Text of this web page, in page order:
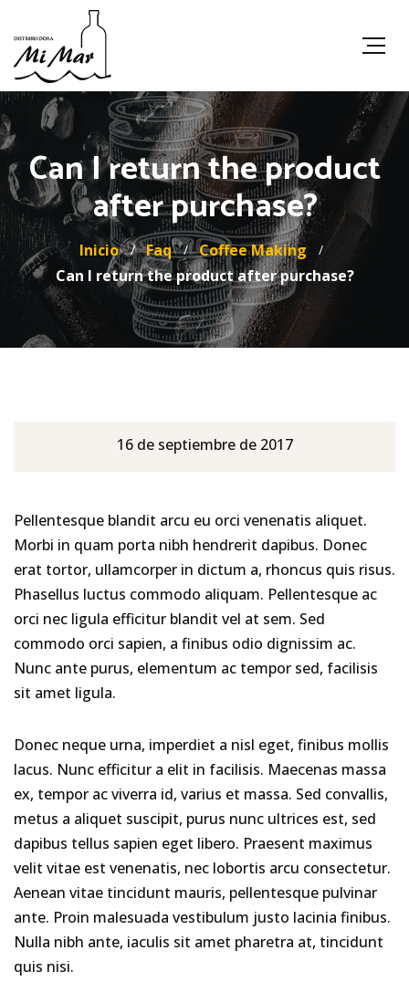
Can I return the product
after purchase?
Inicio Faq
Coffee Making
Can I return the product after purchase?
16 de septiembre de 2017
Pellentesque blandit arcu eu orci venenatis aliquet.
Morbi in quam porta nibh hendrerit dapibus. Donec
erat tortor, ullamcorper in dictum a, rhoncus quis risus.
Phasellus luctus commodo aliquam. Pellentesque ac
orci nec ligula efficitur blandit vel at sem. Sed
commodo orci sapien, a finibus odio dignissim ac.
Nunc ante purus, elementum ac tempor sed, facilisis
sit amet ligula.
Donec neque urna, imperdiet a nisl eget, finibus mollis
lacus. Nunc efficitur a elit in facilisis. Maecenas massa
ex, tempor ac viverra id, varius et massa. Sed convallis,
metus a aliquet suscipit, purus nunc ultrices est, sed
dapibus tellus sapien eget libero. Praesent maximus
velit vitae est venenatis, nec lobortis arcu consectetur.
Aenean vitae tincidunt mauris, pellentesque pulvinar
ante. Proin malesuada vestibulum justo lacinia finibus.
Nulla nibh ante, iaculis sit amet pharetra at, tincidunt
quis nisi.